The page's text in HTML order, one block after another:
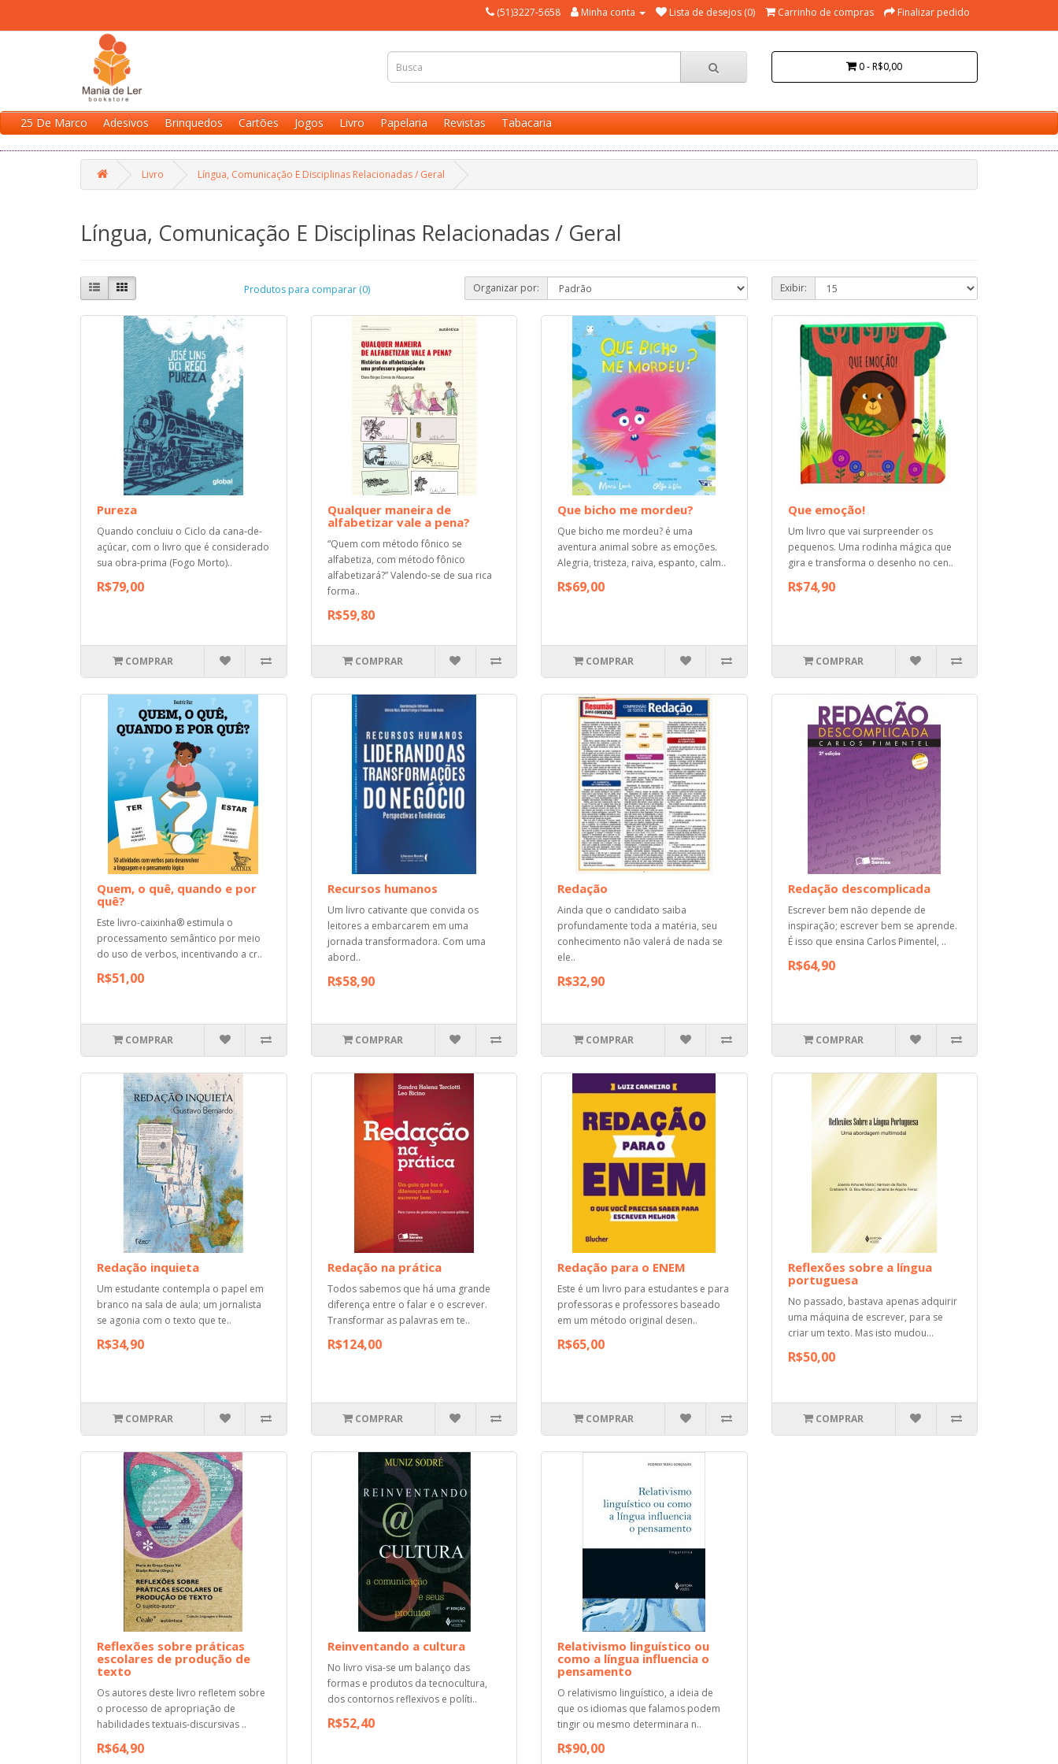
(51)3227-5658 Minha conta Lista de desejos (0) Carrinho de compras Finalizar pedido
0 - R$0,00
25 De Marco Adesivos Brinquedos Cartões Jogos Livro Papelaria Revistas Tabacaria
Livro Língua, Comunicação E Disciplinas Relacionadas / Geral
Língua, Comunicação E Disciplinas Relacionadas / Geral
Produtos para comparar (0) Organizar por: Exibir:
Pureza
Quando concluiu o Ciclo da cana-de-
açúcar, com o livro que é considerado
sua obra-prima (Fogo Morto)..
R$79,00
COMPRAR
Qualquer maneira de
alfabetizar vale a pena?
“Quem com método fônico se
alfabetiza, com método fônico
alfabetizará?” Valendo-se de sua rica
forma..
R$59,80
COMPRAR
Que bicho me mordeu?
Que bicho me mordeu? é uma
aventura animal sobre as emoções.
Alegria, tristeza, raiva, espanto, calm..
R$69,00
COMPRAR
Que emoção!
Um livro que vai surpreender os
pequenos. Uma rodinha mágica que
gira e transforma o desenho no cen..
R$74,90
COMPRAR
Quem, o quê, quando e por
quê?
Este livro-caixinha® estimula o
processamento semântico por meio
do uso de verbos, incentivando a cr..
R$51,00
COMPRAR
Recursos humanos
Um livro cativante que convida os
leitores a embarcarem em uma
jornada transformadora. Com uma
abord..
R$58,90
COMPRAR
Redação
Ainda que o candidato saiba
profundamente toda a matéria, seu
conhecimento não valerá de nada se
ele..
R$32,90
COMPRAR
Redação descomplicada
Escrever bem não depende de
inspiração; escrever bem se aprende.
É isso que ensina Carlos Pimentel, ..
R$64,90
COMPRAR
Redação inquieta
Um estudante contempla o papel em
branco na sala de aula; um jornalista
se agonia com o texto que te..
R$34,90
COMPRAR
Redação na prática
Todos sabemos que há uma grande
diferença entre o falar e o escrever.
Transformar as palavras em te..
R$124,00
COMPRAR
Redação para o ENEM
Este é um livro para estudantes e para
professoras e professores baseado
em um método original desen..
R$65,00
COMPRAR
Reflexões sobre a língua
portuguesa
No passado, bastava apenas adquirir
uma máquina de escrever, para se
criar um texto. Mas isto mudou...
R$50,00
COMPRAR
Reflexões sobre práticas
escolares de produção de
texto
Os autores deste livro refletem sobre
o processo de apropriação de
habilidades textuais-discursivas ..
R$64,90
Reinventando a cultura
No livro visa-se um balanço das
formas e produtos da tecnocultura,
dos contornos reflexivos e políti..
R$52,40
Relativismo linguístico ou
como a língua influencia o
pensamento
O relativismo linguístico, a ideia de
que os idiomas que falamos podem
tingir ou mesmo determinara n..
R$90,00